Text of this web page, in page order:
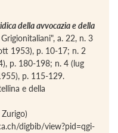
della avvocazia e della
a. 22, n. 3
1953), p. 10-17; n. 2
p. 180-198; n. 4 (lug
p. 115-129.
e della
digbib/view?pid=qgi-